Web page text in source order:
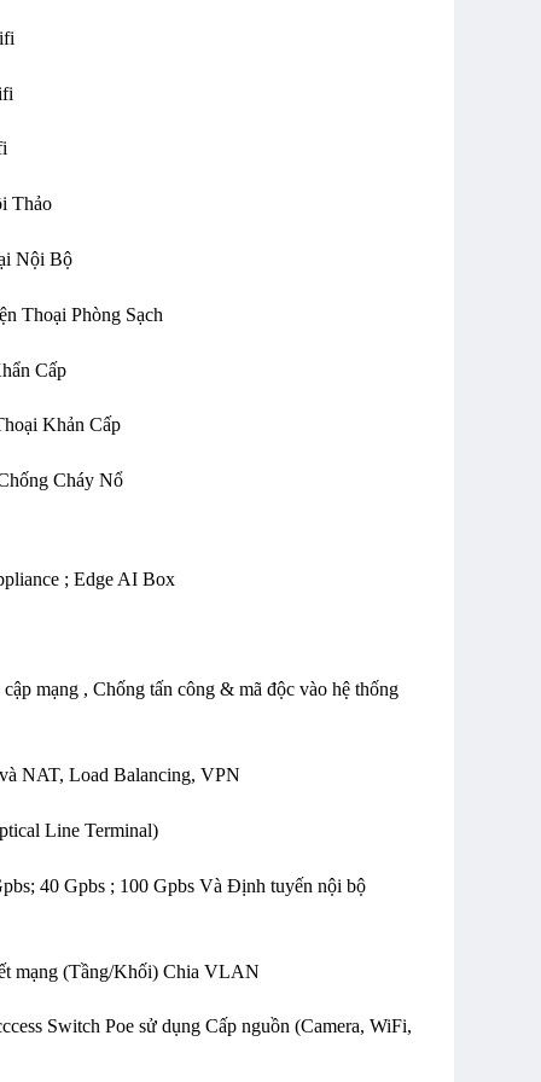
Thảo
Nội Bộ
Thoại Phòng Sạch
Cấp
Khản Cấp
Cháy Nổ
; Edge AI Box
mạng , Chống tấn công & mã độc vào hệ thống
NAT, Load Balancing, VPN
Line Terminal)
40 Gpbs ; 100 Gpbs Và Định tuyến nội bộ
mạng (Tầng/Khối) Chia VLAN
Switch Poe sử dụng Cấp nguồn (Camera, WiFi,